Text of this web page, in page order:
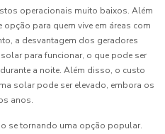
operacionais muito baixos. Além
para quem vive em áreas com
a desvantagem dos geradores
para funcionar, o que pode ser
a noite. Além disso, o custo
solar pode ser elevado, embora os
anos.
se tornando uma opção popular.